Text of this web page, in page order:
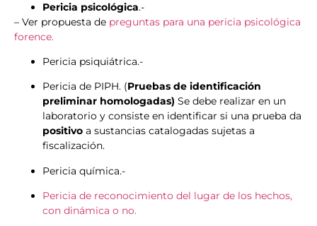
Pericia psicológica.-
– Ver propuesta de preguntas para una pericia psicológica
forence.
Pericia psiquiátrica.-
Pericia de PIPH. (Pruebas de identificación
preliminar homologadas) Se debe realizar en un
laboratorio y consiste en identificar si una prueba da
positivo a sustancias catalogadas sujetas a
fiscalización.
Pericia química.-
Pericia de reconocimiento del lugar de los hechos,
con dinámica o no.